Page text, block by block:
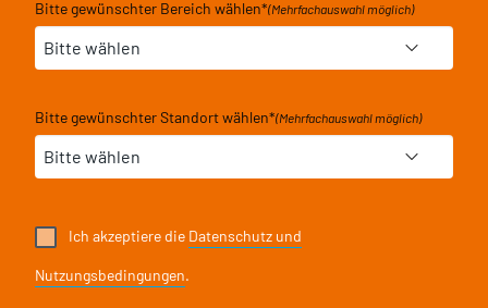
Bitte gewünschter Bereich wählen*(Mehrfachauswahl möglich)
Bitte gewünschter Standort wählen*(Mehrfachauswahl möglich)
Ich akzeptiere die Datenschutz und
Nutzungsbedingungen.